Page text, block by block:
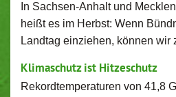
In Sachsen-Anhalt und
heißt es im Herbst: Wenn
Landtag einziehen, können wir
Klimaschutz ist Hitzeschutz
Rekordtemperaturen von 41,8